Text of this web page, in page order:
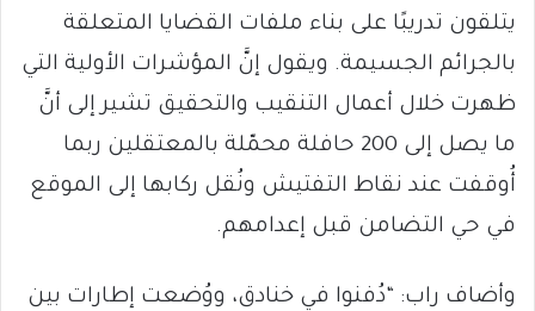
يتلقون تدريبًا على بناء ملفات القضايا المتعلقة
بالجرائم الجسيمة. ويقول إنَّ المؤشرات الأولية التي
ظهرت خلال أعمال التنقيب والتحقيق تشير إلى أنَّ
ما يصل إلى 200 حافلة محمّلة بالمعتقلين ربما
أُوقفت عند نقاط التفتيش ونُقل ركابها إلى الموقع
في حي التضامن قبل إعدامهم.
وأضاف راب: “دُفنوا في خنادق، ووُضعت إطارات بين